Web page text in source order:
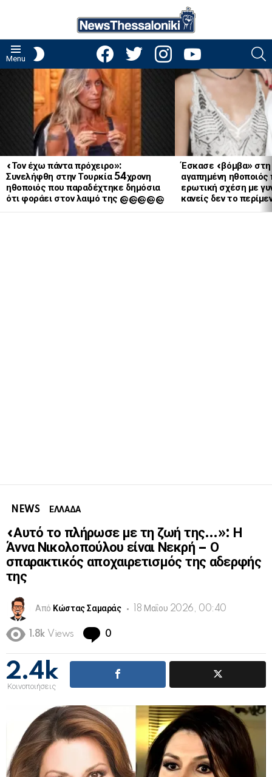
Menu
facebooktwitter instagramyoutube
«Τον έχω πάντα πρόχειρο»:
Συνελήφθη στην Τουρκία 54χρονη
ηθοποιός που παραδέχτηκε δημόσια
ότι φοράει στον λαιμό της @@@@@
Έσκασε «βόμβα»
αγαπημένη
ερωτική σχέση με
κανείς δεν το
NEWS ΕΛΛΑΔΑ
«Αυτό το πλήρωσε με τη ζωή της…»: Η
Άννα Νικολοπούλου είναι Νεκρή – Ο
σπαρακτικός αποχαιρετισμός της αδερφής
της
Από Κώστας Σαμαράς 18 Μαΐου 2026, 00:40
1.8k Views 0
2.4k
Κοινοποιήσεις